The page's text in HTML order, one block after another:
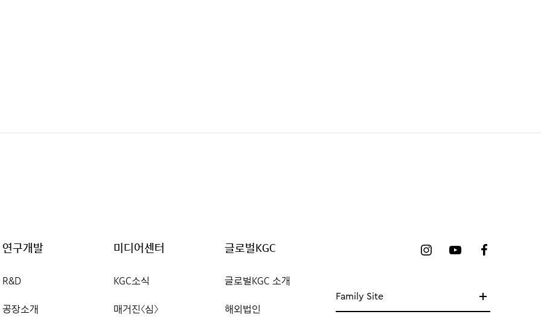
연구개발
R&D
공장소개
미디어센터
KGC소식
매거진〈심〉
글로벌KGC
글로벌KGC 소개
해외법인
Family Site